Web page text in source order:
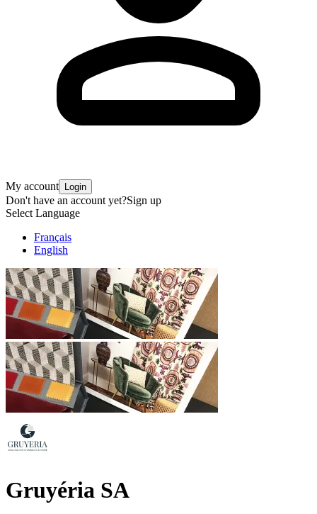
My account Login
Don't have an account yet?Sign up
Select Language
Français
English
Gruyéria SA